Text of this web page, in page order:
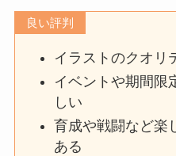
良い評判
イラストのクオリ
イベントや期間限
しい
育成や戦闘など楽
ある